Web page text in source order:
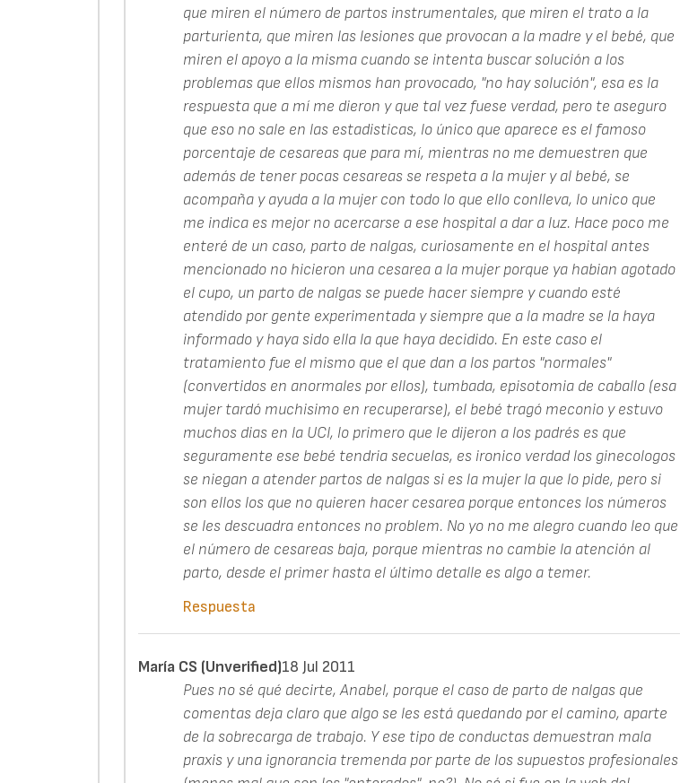
que miren el número de partos instrumentales, que miren el trato a la
parturienta, que miren las lesiones que provocan a la madre y el bebé, que
miren el apoyo a la misma cuando se intenta buscar solución a los
problemas que ellos mismos han provocado, "no hay solución", esa es la
respuesta que a mí me dieron y que tal vez fuese verdad, pero te aseguro
que eso no sale en las estadisticas, lo único que aparece es el famoso
porcentaje de cesareas que para mí, mientras no me demuestren que
además de tener pocas cesareas se respeta a la mujer y al bebé, se
acompaña y ayuda a la mujer con todo lo que ello conlleva, lo unico que
me indica es mejor no acercarse a ese hospital a dar a luz. Hace poco me
enteré de un caso, parto de nalgas, curiosamente en el hospital antes
mencionado no hicieron una cesarea a la mujer porque ya habian agotado
el cupo, un parto de nalgas se puede hacer siempre y cuando esté
atendido por gente experimentada y siempre que a la madre se la haya
informado y haya sido ella la que haya decidido. En este caso el
tratamiento fue el mismo que el que dan a los partos "normales"
(convertidos en anormales por ellos), tumbada, episotomia de caballo (esa
mujer tardó muchisimo en recuperarse), el bebé tragó meconio y estuvo
muchos dias en la UCI, lo primero que le dijeron a los padrés es que
seguramente ese bebé tendria secuelas, es ironico verdad los ginecologos
se niegan a atender partos de nalgas si es la mujer la que lo pide, pero si
son ellos los que no quieren hacer cesarea porque entonces los números
se les descuadra entonces no problem. No yo no me alegro cuando leo que
el número de cesareas baja, porque mientras no cambie la atención al
parto, desde el primer hasta el último detalle es algo a temer.
Respuesta
María CS (unverified)18 Jul 2011
Pues no sé qué decirte, Anabel, porque el caso de parto de nalgas que
comentas deja claro que algo se les está quedando por el camino, aparte
de la sobrecarga de trabajo. Y ese tipo de conductas demuestran mala
praxis y una ignorancia tremenda por parte de los supuestos profesionales